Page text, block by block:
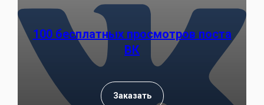
100 бесплатных просмотров поста
ВК
Заказать